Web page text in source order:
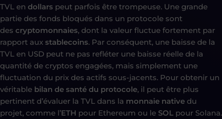
TVL en dollars peut parfois être trompeuse. Une grande
partie des fonds bloqués dans un protocole sont
des cryptomonnaies, dont la valeur fluctue fortement par
rapport aux stablecoins. Par conséquent, une baisse de la
TVL en USD peut ne pas refléter une baisse réelle de la
quantité de cryptos engagées, mais simplement une
fluctuation du prix des actifs sous-jacents. Pour obtenir un
véritable bilan de santé du protocole, il peut être plus
pertinent d’évaluer la TVL dans la monnaie native du
projet, comme l’ETH pour Ethereum ou le SOL pour Solana.